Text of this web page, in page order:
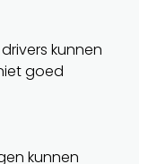
kunnen
goed
kunnen